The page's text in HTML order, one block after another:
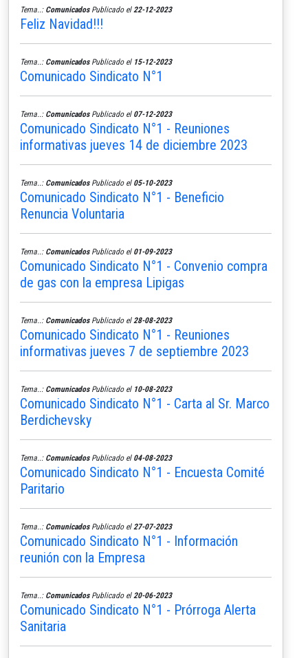
Tema..: ComunicadosPublicado el 22-12-2023
Feliz Navidad!!!
Tema..: ComunicadosPublicado el 15-12-2023
Comunicado Sindicato N°1
Tema..: ComunicadosPublicado el 07-12-2023
Comunicado Sindicato N°1 - Reuniones
informativas jueves 14 de diciembre 2023
Tema..: ComunicadosPublicado el 05-10-2023
Comunicado Sindicato N°1 - Beneficio
Renuncia Voluntaria
Tema..: ComunicadosPublicado el 01-09-2023
Comunicado Sindicato N°1 - Convenio compra
de gas con la empresa Lipigas
Tema..: ComunicadosPublicado el 28-08-2023
Comunicado Sindicato N°1 - Reuniones
informativas jueves 7 de septiembre 2023
Tema..: ComunicadosPublicado el 10-08-2023
Comunicado Sindicato N°1 - Carta al Sr. Marco
Berdichevsky
Tema..: ComunicadosPublicado el 04-08-2023
Comunicado Sindicato N°1 - Encuesta Comité
Paritario
Tema..: ComunicadosPublicado el 27-07-2023
Comunicado Sindicato N°1 - Información
reunión con la Empresa
Tema..: ComunicadosPublicado el 20-06-2023
Comunicado Sindicato N°1 - Prórroga Alerta
Sanitaria